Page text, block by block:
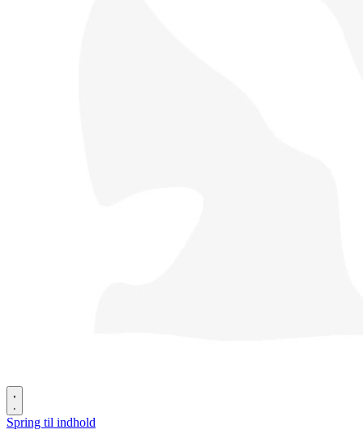
Spring til indhold